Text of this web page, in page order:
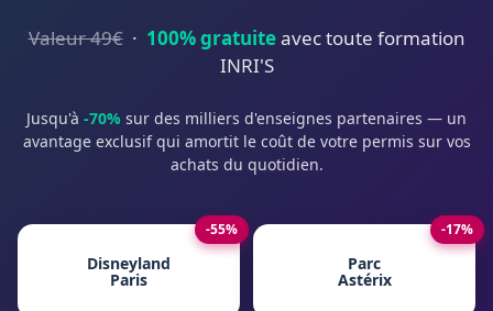
Valeur 49€· 100% gratuiteavec toute formation
INRI'S
Jusqu'à -70% sur des milliers d'enseignes partenaires — un
avantage exclusif qui amortit le coût de votre permis sur vos
achats du quotidien.
-55%
Disneyland
Paris
-17%
Parc
Astérix